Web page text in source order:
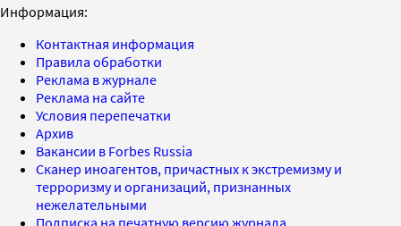
Информация:
Контактная информация
Правила обработки
Реклама в журнале
Реклама на сайте
Условия перепечатки
Архив
Вакансии в Forbes Russia
Сканер иноагентов, причастных к экстремизму и
терроризму и организаций, признанных
нежелательными
Подписка на печатную версию журнала